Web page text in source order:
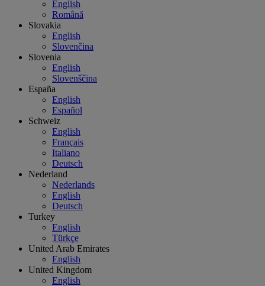
English
Română
Slovakia
English
Slovenčina
Slovenia
English
Slovenščina
España
English
Español
Schweiz
English
Français
Italiano
Deutsch
Nederland
Nederlands
English
Deutsch
Turkey
English
Türkçe
United Arab Emirates
English
United Kingdom
English